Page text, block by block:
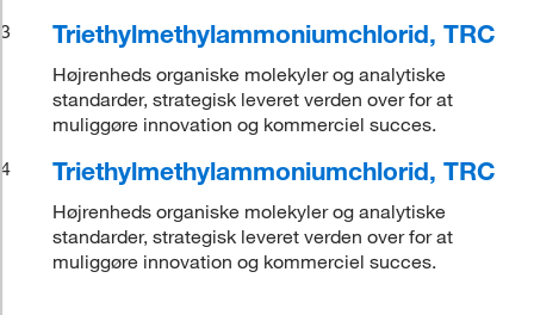
3
Triethylmethylammoniumchlorid, TRC
Højrenheds organiske molekyler og analytiske
standarder, strategisk leveret verden over for at
muliggøre innovation og kommerciel succes.
4
Triethylmethylammoniumchlorid, TRC
Højrenheds organiske molekyler og analytiske
standarder, strategisk leveret verden over for at
muliggøre innovation og kommerciel succes.